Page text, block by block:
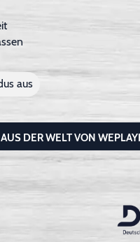
aus
DER WELT VON